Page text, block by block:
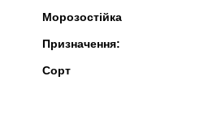
Морозостійка
Призначення:
Сорт